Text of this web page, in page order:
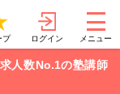
プ ログイン メニュー
人数No.1の塾講師